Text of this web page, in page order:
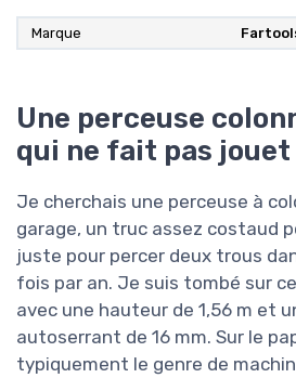
Marque
Une perceuse
qui ne fait pas jouet
Je cherchais une perceuse à
garage, un truc assez costaud
juste pour percer deux trous
fois par an. Je suis tombé sur
avec une hauteur de 1,56 m et
autoserrant de 16 mm. Sur le
typiquement le genre de